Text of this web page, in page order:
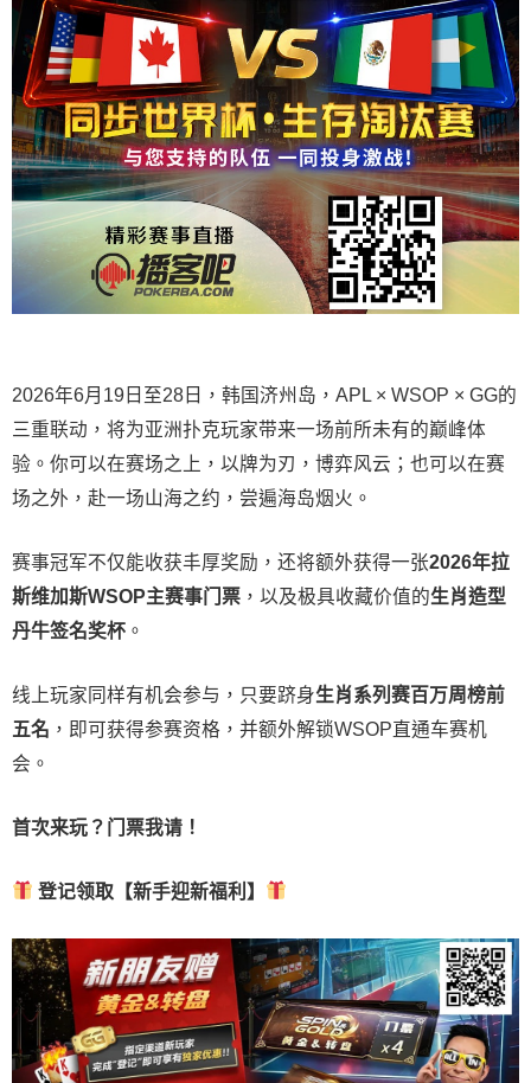
2026年6月19日至28日，韩国济州岛，APL × WSOP × GG的
三重联动，将为亚洲扑克玩家带来一场前所未有的巅峰体
验。 你可以在赛场之上，以牌为刃，博弈风云；也可以在赛
场之外，赴一场山海之约，尝遍海岛烟火。
赛事冠军不仅能收获丰厚奖励，还将额外获得一张2026年拉
斯维加斯WSOP主赛事门票 ，以及极具收藏价值的生肖造型
丹牛签名奖杯 。
线上玩家同样有机会参与，只要跻身生肖系列赛百万周榜前
五名 ，即可获得参赛资格，并额外解锁WSOP直通车赛机
会。
首次来玩？门票我请！
登记领取【新手迎新福利】